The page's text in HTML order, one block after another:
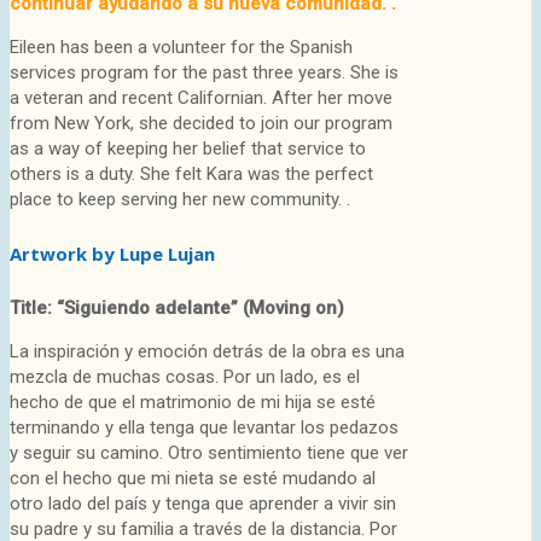
Eileen has been a volunteer for the Spanish
services program for the past three years. She is
a veteran and recent Californian. After her move
from New York, she decided to join our program
as a way of keeping her belief that service to
others is a duty. She felt Kara was the perfect
place to keep serving her new community. .
Artwork by Lupe Lujan
Title: “Siguiendo adelante” (Moving on)
La inspiración y emoción detrás de la obra es una
mezcla de muchas cosas. Por un lado, es el
hecho de que el matrimonio de mi hija se esté
terminando y ella tenga que levantar los pedazos
y seguir su camino. Otro sentimiento tiene que ver
con el hecho que mi nieta se esté mudando al
otro lado del país y tenga que aprender a vivir sin
su padre y su familia a través de la distancia. Por